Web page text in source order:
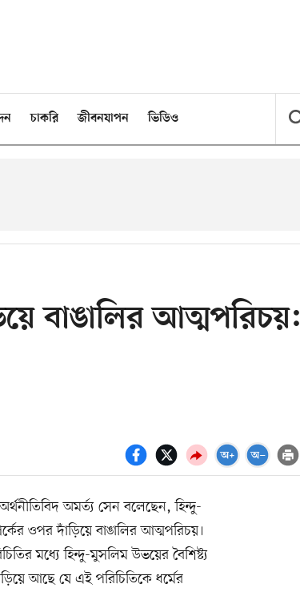
চাকরি জীবনযাপন ভিডিও
বাঙালির আত্মপরিচয়:
অমর্ত্য সেন বলেছেন, হিন্দু-
ওপর দাঁড়িয়ে বাঙালির আত্মপরিচয়।
মধ্যে হিন্দু-মুসলিম উভয়ের বৈশিষ্ট্য
আছে যে এই পরিচিতিকে ধর্মের